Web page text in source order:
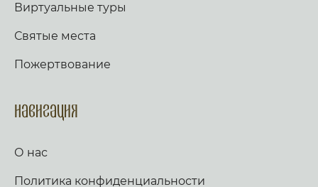
Виртуальные туры
Святые места
Пожертвование
Навигация
О нас
Политика конфиденциальности